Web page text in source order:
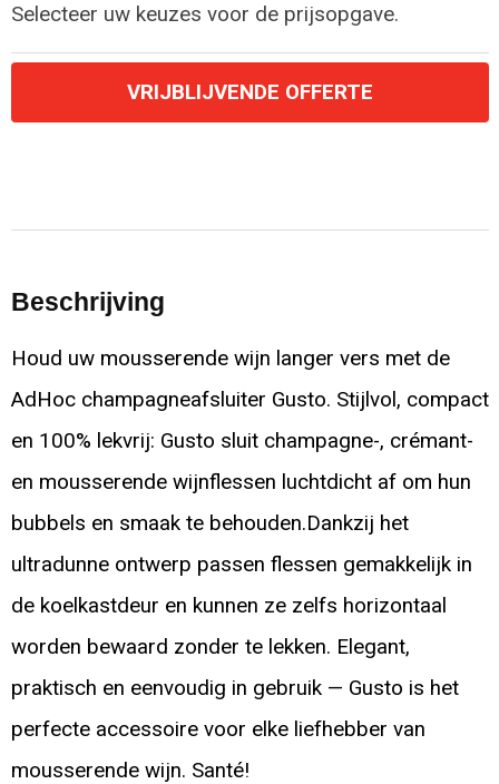
Selecteer uw keuzes voor de prijsopgave.
VRIJBLIJVENDE OFFERTE
Beschrijving
Houd uw mousserende wijn langer vers met de
AdHoc champagneafsluiter Gusto. Stijlvol, compact
en 100% lekvrij: Gusto sluit champagne-, crémant-
en mousserende wijnflessen luchtdicht af om hun
bubbels en smaak te behouden.Dankzij het
ultradunne ontwerp passen flessen gemakkelijk in
de koelkastdeur en kunnen ze zelfs horizontaal
worden bewaard zonder te lekken. Elegant,
praktisch en eenvoudig in gebruik — Gusto is het
perfecte accessoire voor elke liefhebber van
mousserende wijn. Santé!